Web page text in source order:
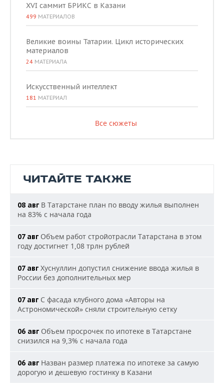
XVI саммит БРИКС в Казани
499 МАТЕРИАЛОВ
Великие воины Татарии. Цикл исторических
материалов
24 МАТЕРИАЛА
Искусственный интеллект
181 МАТЕРИАЛ
Все сюжеты
ЧИТАЙТЕ ТАКЖЕ
08 авг В Татарстане план по вводу жилья выполнен
на 83% с начала года
07 авг Объем работ стройотрасли Татарстана в этом
году достигнет 1,08 трлн рублей
07 авг Хуснуллин допустил снижение ввода жилья в
России без дополнительных мер
07 авг С фасада клубного дома «Авторы на
Астрономической» сняли строительную сетку
06 авг Объем просрочек по ипотеке в Татарстане
снизился на 9,3% с начала года
06 авг Назван размер платежа по ипотеке за самую
дорогую и дешевую гостинку в Казани